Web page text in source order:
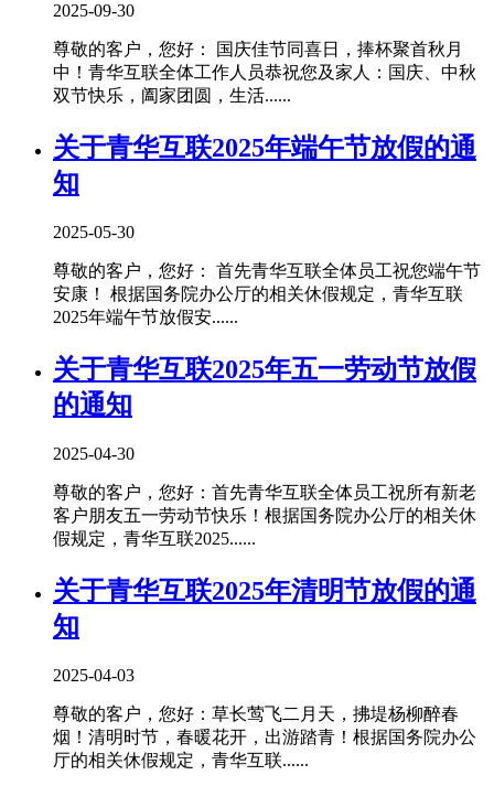
2025-09-30
尊敬的客户，您好： 国庆佳节同喜日，捧杯聚首秋月
中！青华互联全体工作人员恭祝您及家人：国庆、中秋
双节快乐，阖家团圆，生活......
关于青华互联2025年端午节放假的通
知
2025-05-30
尊敬的客户，您好： 首先青华互联全体员工祝您端午节
安康！ 根据国务院办公厅的相关休假规定，青华互联
2025年端午节放假安......
关于青华互联2025年五一劳动节放假
的通知
2025-04-30
尊敬的客户，您好：首先青华互联全体员工祝所有新老
客户朋友五一劳动节快乐！根据国务院办公厅的相关休
假规定，青华互联2025......
关于青华互联2025年清明节放假的通
知
2025-04-03
尊敬的客户，您好：草长莺飞二月天，拂堤杨柳醉春
烟！清明时节，春暖花开，出游踏青！根据国务院办公
厅的相关休假规定，青华互联......